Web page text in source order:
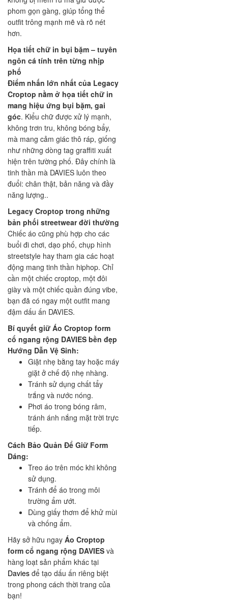
phom gọn gàng, giúp tổng thể
outfit trông mạnh mẽ và rõ nét
hơn.
Họa tiết chữ in bụi bặm – tuyên
ngôn cá tính trên từng nhịp
phố
Điểm nhấn lớn nhất của Legacy
Croptop nằm ở họa tiết chữ in
mang hiệu ứng bụi bặm, gai
góc. Kiểu chữ được xử lý mạnh,
không trơn tru, không bóng bẩy,
mà mang cảm giác thô ráp, giống
như những dòng tag graffiti xuất
hiện trên tường phố. Đây chính là
tinh thần mà DAVIES luôn theo
đuổi: chân thật, bản năng và đầy
năng lượng..
Legacy Croptop trong những
bản phối streetwear đời thường
Chiếc áo cũng phù hợp cho các
buổi đi chơi, dạo phố, chụp hình
streetstyle hay tham gia các hoạt
động mang tinh thần hiphop. Chỉ
cần một chiếc croptop, một đôi
giày và một chiếc quần đúng vibe,
bạn đã có ngay một outfit mang
đậm dấu ấn DAVIES.
Bí quyết giữ Áo Croptop form
cổ ngang rộng DAVIES bền đẹp
Hướng Dẫn Vệ Sinh:
Giặt nhẹ bằng tay hoặc máy
giặt ở chế độ nhẹ nhàng.
Tránh sử dụng chất tẩy
trắng và nước nóng.
Phơi áo trong bóng râm,
tránh ánh nắng mặt trời trực
tiếp.
Cách Bảo Quản Để Giữ Form
Dáng:
Treo áo trên móc khi không
sử dụng.
Tránh để áo trong môi
trường ẩm ướt.
Dùng giấy thơm để khử mùi
và chống ẩm.
Hãy sở hữu ngay Áo Croptop
form cổ ngang rộng DAVIES và
hàng loạt sản phẩm khác tại
Davies để tạo dấu ấn riêng biệt
trong phong cách thời trang của
bạn!